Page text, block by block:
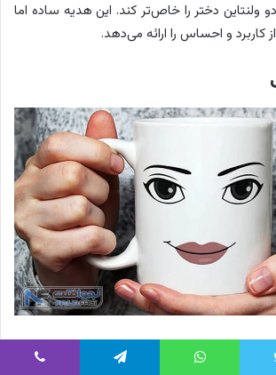
ولنتاین دختر را خاص‌تر کند. این هدیه ساده اما
کاربرد و احساس را ارائه می‌دهد.
و شخصی است که می‌تواند هر روز یادآور شما